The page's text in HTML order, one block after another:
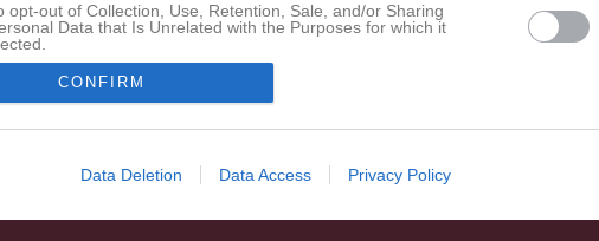
opt-out of Collection, Use, Retention, Sale, and/or Sharing
Data that Is Unrelated with the Purposes for which it
CONFIRM
Data Deletion Data Access Privacy Policy